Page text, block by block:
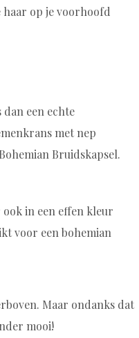
op je voorhoofd
een echte
met nep
Bruidskapsel.
ook in een effen kleur
voor een bohemian
Maar ondanks dat
mooi!